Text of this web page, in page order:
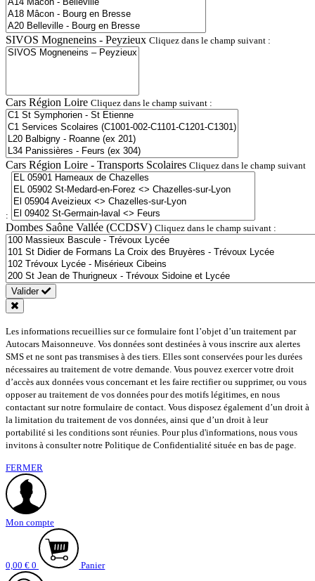
SIVOS Mogneneins - Peyzieux Cliquez dans le champ suivant :
Cars Région Loire Cliquez dans le champ suivant :
Cars Région Loire - Transports Scolaires Cliquez dans le champ suivant
:
Dombes Saône Vallée (CCDSV) Cliquez dans le champ suivant :
Valider
Les informations recueillies sur ce formulaire font l’objet d’un traitement par
Autocars Maisonneuve. Vos données sont destinées à vous inscrire aux alertes
SMS et ne sont pas transmises à des tiers. Elles sont conservées pour les durées
nécessaires au traitement de votre demande. Vous pouvez exercer votre droit
d’accès aux données vous concernant et les faire rectifier ou supprimer, ou vous
opposer au traitement de vos données pour des motifs légitimes, en nous
contactant sur notre formulaire de contact. Vous disposez également d’un droit à
la limitation du traitement de vos données, ainsi que d’un droit à leur
portabilité si les conditions sont réunies. Pour plus d'informations, nous vous
invitons à consulter notre Politique de Confidentialité située en bas de page.
FERMER
Mon compte
0,00 € 0 Panier